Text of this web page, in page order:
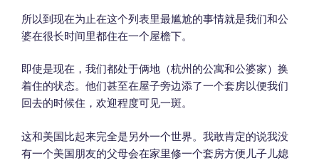
所以到现在为止在这个列表里最尴尬的事情就是我们和公
婆在很长时间里都住在一个屋檐下。
即使是现在，我们都处于俩地（杭州的公寓和公婆家）换
着住的状态。他们甚至在屋子旁边添了一个套房以便我们
回去的时候住，欢迎程度可见一斑。
这和美国比起来完全是另外一个世界。我敢肯定的说我没
有一个美国朋友的父母会在家里修一个套房方便儿子儿媳